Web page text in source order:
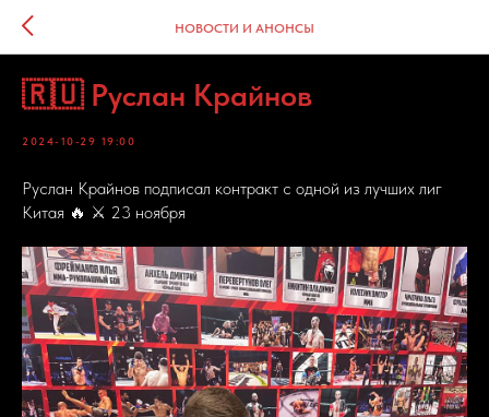
НОВОСТИ И АНОНСЫ
🇷🇺 Руслан Крайнов
2024-10-29 19:00
Руслан Крайнов подписал контракт с одной из лучших лиг
Китая 🔥 ⚔️ 23 ноября